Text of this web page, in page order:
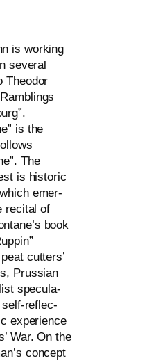
is working
seve­ral
Theodor
is the
The
is his­to­ric
emer­
reci­tal of
book
cut­ters’
Prussian
spe­cu­la­
self-reflec­
expe­ri­ence
War. On the
con­cept